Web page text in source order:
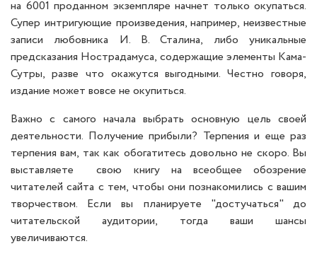
на 6001 проданном экземпляре начнет только окупаться.
Супер интригующие произведения, например, неизвестные
записи любовника И. В. Сталина, либо уникальные
предсказания Нострадамуса, содержащие элементы Кама-
Сутры, разве что окажутся выгодными. Честно говоря,
издание может вовсе не окупиться.
Важно с самого начала выбрать основную цель своей
деятельности. Получение прибыли? Терпения и еще раз
терпения вам, так как обогатитесь довольно не скоро. Вы
выставляете свою книгу на всеобщее обозрение
читателей сайта с тем, чтобы они познакомились с вашим
творчеством. Если вы планируете "достучаться" до
читательской аудитории, тогда ваши шансы
увеличиваются.